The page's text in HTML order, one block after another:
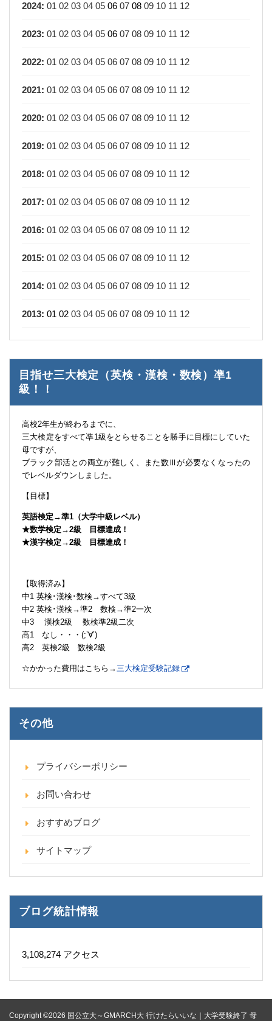
2024: 01 02 03 04 05 06 07 08 09 10 11 12
2023: 01 02 03 04 05 06 07 08 09 10 11 12
2022: 01 02 03 04 05 06 07 08 09 10 11 12
2021: 01 02 03 04 05 06 07 08 09 10 11 12
2020: 01 02 03 04 05 06 07 08 09 10 11 12
2019: 01 02 03 04 05 06 07 08 09 10 11 12
2018: 01 02 03 04 05 06 07 08 09 10 11 12
2017: 01 02 03 04 05 06 07 08 09 10 11 12
2016: 01 02 03 04 05 06 07 08 09 10 11 12
2015: 01 02 03 04 05 06 07 08 09 10 11 12
2014: 01 02 03 04 05 06 07 08 09 10 11 12
2013: 01 02 03 04 05 06 07 08 09 10 11 12
目指せ三大検定（英検・漢検・数検）凖1
級！！
高校2年生が終わるまでに、
三大検定をすべて凖1級をとらせることを勝手に目標にしていた
母ですが、
ブラック部活との両立が難しく、また数Ⅲが必要なくなったの
でレベルダウンしました。
【目標】
英語検定→準1（大学中級レベル）
★数学検定→2級 目標達成！
★漢字検定→2級 目標達成！
【取得済み】
中1 英検･漢検･数検→すべて3級
中2 英検･漢検→準2 数検→準2一次
中3 漢検2級 数検準2級二次
高1 なし・・・(;’∀’)
高2 英検2級 数検2級
☆かかった費用はこちら→三大検定受験記録
その他
プライバシーポリシー
お問い合わせ
おすすめブログ
サイトマップ
ブログ統計情報
3,108,274 アクセス
Copyright ©2026 国公立大～GMARCH大 行けたらいいな｜大学受験終了 母